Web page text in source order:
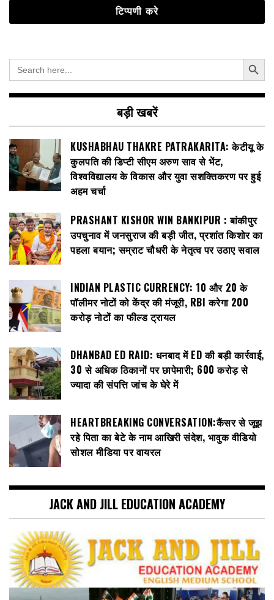
Search
for:
Search Button
बड़ी खबरें
KUSHABHAU THAKRE PATRAKARITA: केटीयू के
कुलपति की डिप्टी सीएम अरुण साव से भेंट,
विश्वविद्यालय के विकास और युवा सशक्तिकरण पर हुई
अहम चर्चा
PRASHANT KISHOR WIN BANKIPUR : बांकीपुर
उपचुनाव में जनसुराज की बड़ी जीत, प्रशांत किशोर का
पहला बयान; सम्राट चौधरी के नेतृत्व पर उठाए सवाल
INDIAN PLASTIC CURRENCY: ₹10 और ₹20 के
पॉलीमर नोटों को केंद्र की मंजूरी, RBI करेगा 200
करोड़ नोटों का फील्ड ट्रायल
DHANBAD ED RAID: धनबाद में ED की बड़ी कार्रवाई,
30 से अधिक ठिकानों पर छापेमारी; 600 करोड़ से
ज्यादा की संपत्ति जांच के घेरे में
HEARTBREAKING CONVERSATION:कैंसर से जूझ
रहे पिता का बेटे के नाम आखिरी संदेश, भावुक वीडियो
सोशल मीडिया पर वायरल
JACK AND JILL EDUCATION ACADEMY